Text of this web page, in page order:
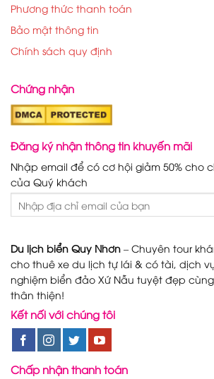
Phương thức thanh toán
Bảo mật thông tin
Chính sách quy định
Chứng nhận
Đăng ký nhận thông tin khuyến mãi
Nhập email để có cơ hội giảm 50% cho
của Quý khách
Du lịch biển Quy Nhơn – Chuyên tour
cho thuê xe du lịch tự lái & có tài, dịch
nghiệm biển đảo Xứ Nẫu tuyệt đẹp
thân thiện!
Kết nối với chúng tôi
Chấp nhận thanh toán